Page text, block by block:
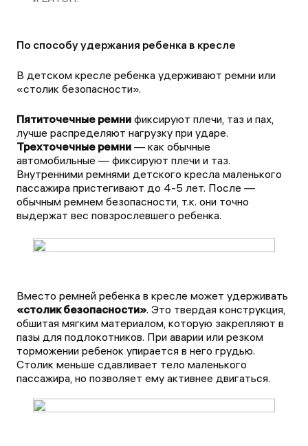
По способу удержания ребенка в кресле
В детском кресле ребенка удерживают ремни или
«столик безопасности».
Пятиточечные ремни фиксируют плечи, таз и пах,
лучше распределяют нагрузку при ударе.
Трехточечные ремни — как обычные
автомобильные — фиксируют плечи и таз.
Внутренними ремнями детского кресла маленького
пассажира пристегивают до 4-5 лет. После —
обычным ремнем безопасности, т.к. они точно
выдержат вес повзрослевшего ребенка.
Вместо ремней ребенка в кресле может удерживать
«столик безопасности». Это твердая конструкция,
обшитая мягким материалом, которую закрепляют в
пазы для подлокотников. При аварии или резком
торможении ребенок упирается в него грудью.
Столик меньше сдавливает тело маленького
пассажира, но позволяет ему активнее двигаться.